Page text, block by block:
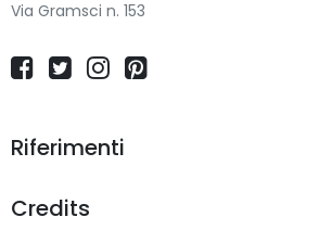
Gamma di colori
Processore
processore
Famiglia processore
Via Gramsci n. 153
Riferimenti
Credits